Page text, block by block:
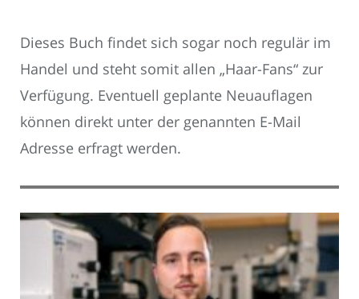
Dieses Buch findet sich sogar noch regulär im
Handel und steht somit allen „Haar-Fans“ zur
Verfügung. Eventuell geplante Neuauflagen
können direkt unter der genannten E-Mail
Adresse erfragt werden.